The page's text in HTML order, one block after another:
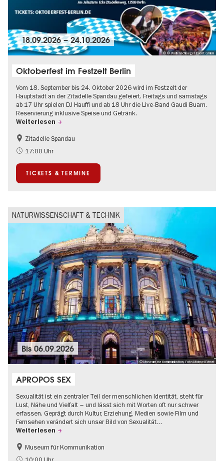
© © Wollenschlaeger Event GmbH
18.09.2026–24.10.2026
Oktoberfest im Festzelt Berlin
Vom 18. September bis 24. Oktober 2026 wird im Festzelt der
Hauptstadt an der Zitadelle Spandau gefeiert. Freitags und samstags
ab 17 Uhr spielen DJ Hauffi und ab 18 Uhr die Live-Band Gaudi Buam.
Reservierung inklusive Speise und Getränk.
Weiterlesen
Food
Going local Berlin
Zitadelle Spandau
17:00 Uhr
TICKETS & TERMINE
NATURWISSENSCHAFT & TECHNIK
© Museum für Kommunikation, Foto Michael Erhart
Bis06.09.2026
APROPOS SEX
Sexualität ist ein zentraler Teil der menschlichen Identität, steht für
Lust, Nähe und Vielfalt – und lässt sich mit Worten oft nur schwer
erfassen. Geprägt durch Kultur, Erziehung, Medien sowie Film und
Fernsehen verändert sich unser Bild von Sexualität…
Weiterlesen
Politik & Gesellschaft
Teenager
Museum für Kommunikation